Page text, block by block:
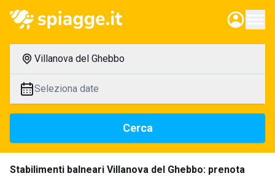
Villanova del Ghebbo
Seleziona date
Cerca
Stabilimenti balneari Villanova del Ghebbo: prenota